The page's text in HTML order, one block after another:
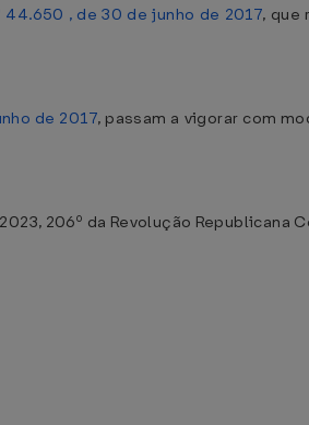
44.650 , de 30 de junho de 2017, que
de 2017, passam a vigorar com
206º da Revolução